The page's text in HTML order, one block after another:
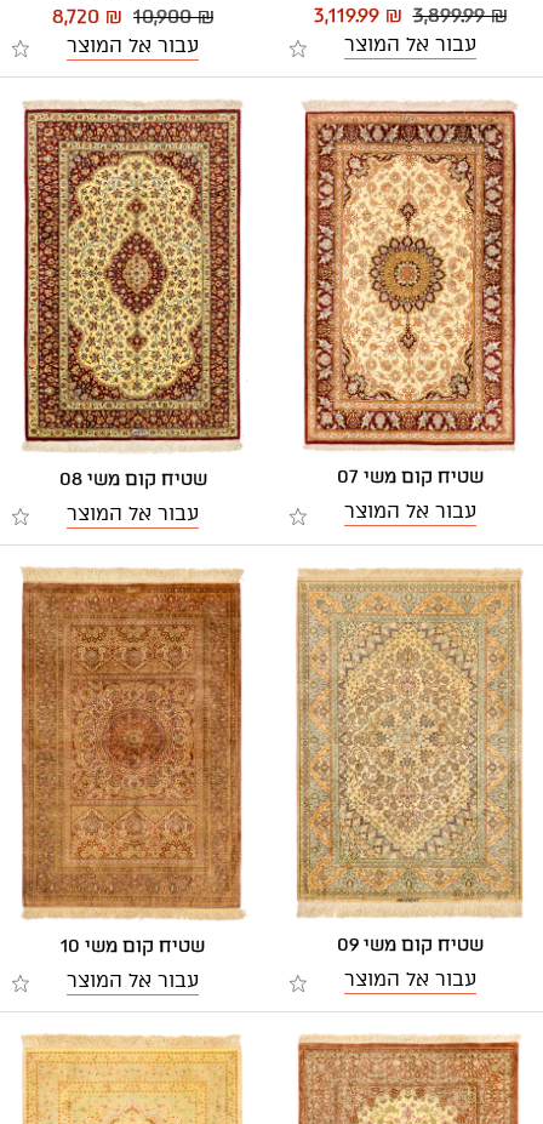
3,899.99 ₪
3,119.99 ₪
עבור אל המוצר
10,900 ₪
8,720 ₪
עבור אל המוצר
שטיח קום משי 07
עבור אל המוצר
שטיח קום משי 08
עבור אל המוצר
שטיח קום משי 09
עבור אל המוצר
שטיח קום משי 10
עבור אל המוצר